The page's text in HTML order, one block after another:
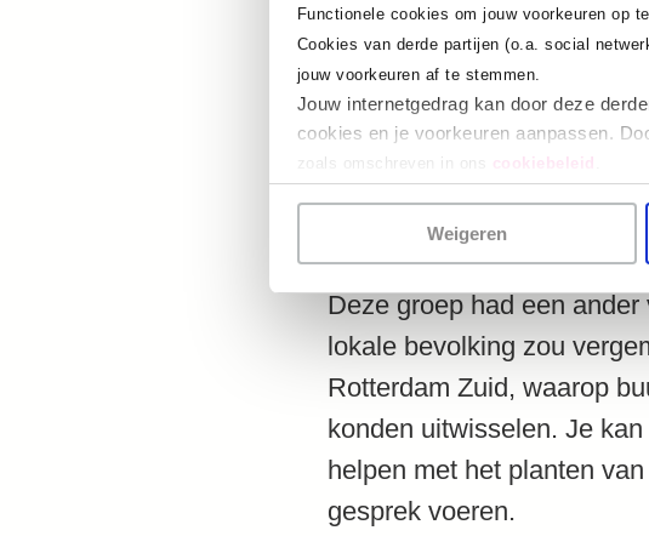
Functionele cookies om jouw voorkeuren op
Cookies van derde partijen (o.a. social
jouw voorkeuren af te stemmen.
Jouw internetgedrag kan door deze
cookies en je voorkeuren aanpassen.
zoals omschreven in ons cookiebeleid
Weigeren
bedanken. Het is ook om
recyclen en niet om
beschilderd door een
bereiken om ze bekend te
Synergy
Deze groep had een
lokale bevolking zou
Rotterdam Zuid, waarop
konden uitwisselen. Je
helpen met het planten
gesprek voeren.